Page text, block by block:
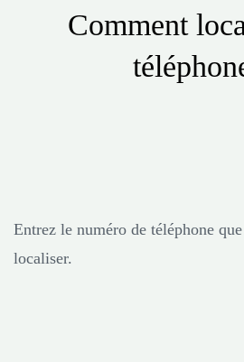
Comment
Entrez le numéro de téléphone
localiser.